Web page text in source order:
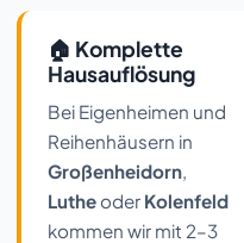
🏠 Komplette
Hausauflösung
Bei Eigenheimen und
Reihenhäusern in
Großenheidorn,
Luthe oder Kolenfeld
kommen wir mit 2–3